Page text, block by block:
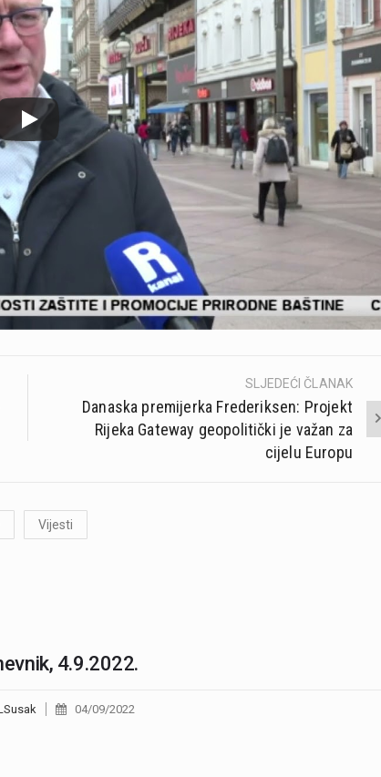
SLJEDEĆI ČLANAK
Danaska premijerka Frederiksen: Projekt
Rijeka Gateway geopolitički je važan za
cijelu Europu
Vijesti
4.9.2022.
04/09/2022